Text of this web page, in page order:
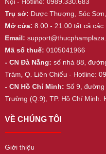
Trụ sở: Dược Thượng, Sóc
Mở cửa: 8:00 - 21:00 tất cả các
Email:
Mã số thuế: 0105041966
- CN Đà Nẵng: số nhà 88,
Tràm, Q. Liên Chiểu - Hotline:
- CN Hồ Chí Minh: Số 9, đường
Trường (Q.9), TP. Hồ Chí Minh.
VỀ CHÚNG TÔI
Giới thiệu